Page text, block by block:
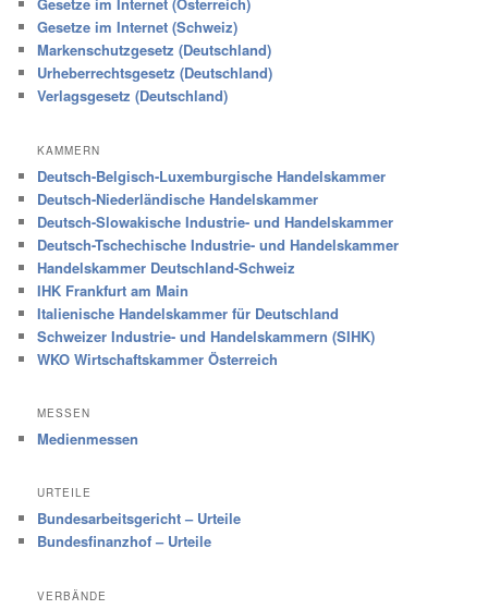
Gesetze im Internet (Schweiz)
Markenschutzgesetz (Deutschland)
Urheberrechtsgesetz (Deutschland)
Verlagsgesetz (Deutschland)
KAMMERN
Deutsch-Belgisch-Luxemburgische Handelskammer
Deutsch-Niederländische Handelskammer
Deutsch-Slowakische Industrie- und Handelskammer
Deutsch-Tschechische Industrie- und Handelskammer
Handelskammer Deutschland-Schweiz
IHK Frankfurt am Main
Italienische Handelskammer für Deutschland
Schweizer Industrie- und Handelskammern (SIHK)
WKO Wirtschaftskammer Österreich
MESSEN
Medienmessen
URTEILE
Bundesarbeitsgericht – Urteile
Bundesfinanzhof – Urteile
VERBÄNDE